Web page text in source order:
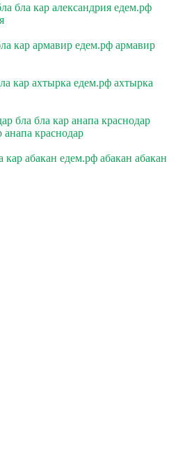
бла кар александрия едем.рф
кар армавир едем.рф армавир
кар ахтырка едем.рф ахтырка
бла бла кар анапа краснодар
анапа краснодар
кар абакан едем.рф абакан абакан